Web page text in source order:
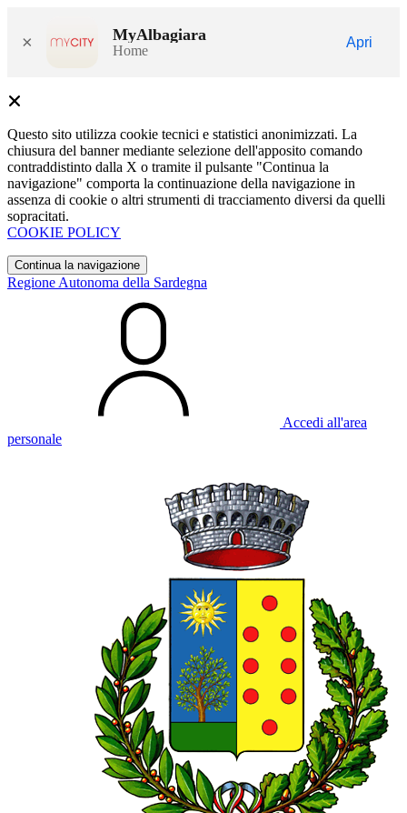
× MyAlbagiara
Home
Apri
Questo sito utilizza cookie tecnici e statistici anonimizzati. La
chiusura del banner mediante selezione dell'apposito comando
contraddistinto dalla X o tramite il pulsante "Continua la
navigazione" comporta la continuazione della navigazione in
assenza di cookie o altri strumenti di tracciamento diversi da quelli
sopracitati.
COOKIE POLICY
Continua la navigazione
Regione Autonoma della Sardegna
Accedi all'area
personale